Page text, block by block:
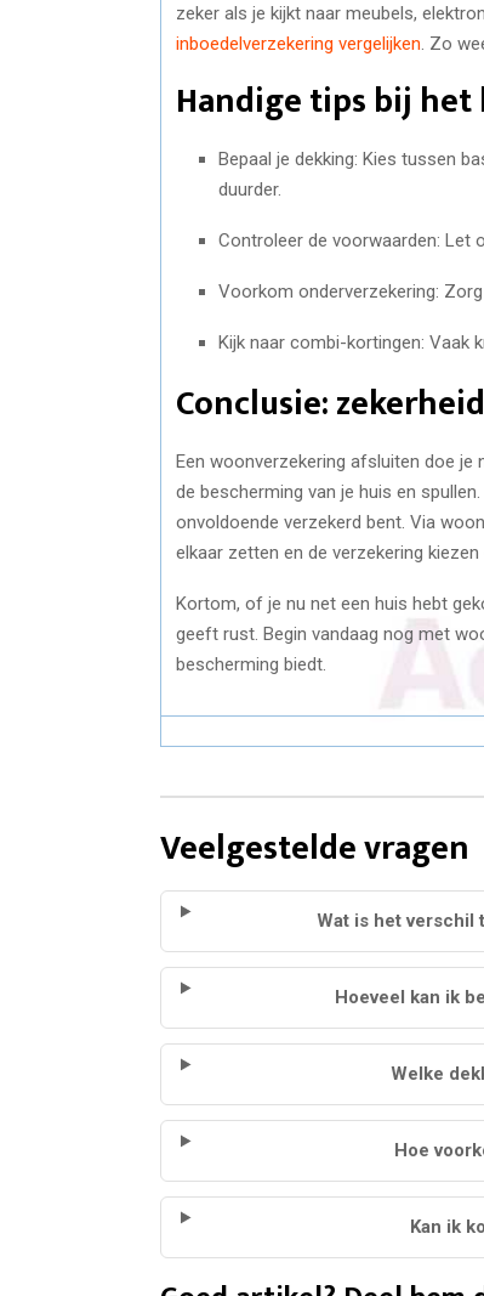
zeker als je kijkt naar meubels,
inboedelverzekering vergelijken . Zo
Handige tips bij
Bepaal je dekking: Kies tussen
duurder.
Controleer de voorwaarden: Let
Voorkom onderverzekering:
Kijk naar combi-kortingen: Vaak
Conclusie:
Een woonverzekering afsluiten doe je
de bescherming van je huis en
onvoldoende verzekerd bent. Via
elkaar zetten en de verzekering
Kortom, of je nu net een huis hebt
geeft rust. Begin vandaag nog met
bescherming biedt.
Veelgestelde vragen
Wat is het verschil
Hoeveel kan ik
Welke
Hoe
Kan ik